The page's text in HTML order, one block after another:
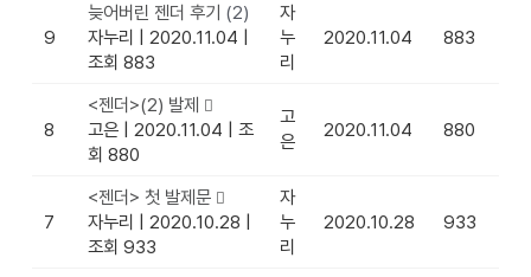
9
늦어버린 젠더 후기 (2)
자누리
2020.11.04
조회 883
자
누
리
2020.11.04 883
8
<젠더>(2) 발제
고은
2020.11.04
조
회 880
고
은
2020.11.04 880
7
<젠더> 첫 발제문
자누리
2020.10.28
조회 933
자
누
리
2020.10.28 933